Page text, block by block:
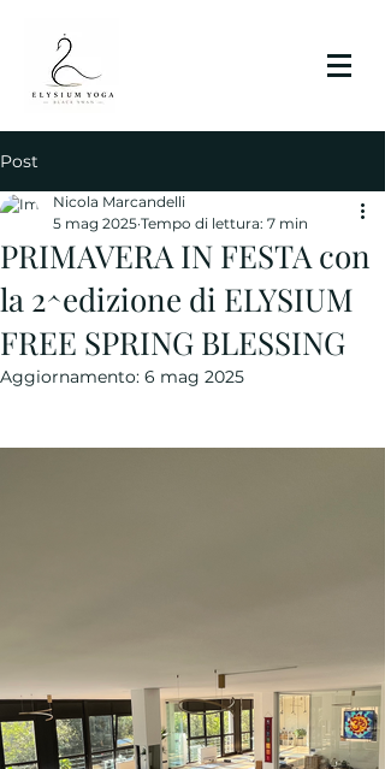
Post
PRIMAVERA IN FESTA con
la 2^edizione di ELYSIUM
FREE SPRING BLESSING
Nicola Marcandelli
5 mag 2025 Tempo di lettura: 7 min
Aggiornamento: 6 mag 2025